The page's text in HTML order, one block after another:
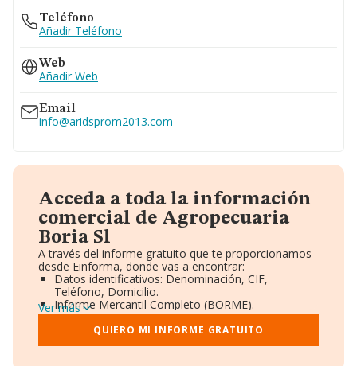
Teléfono
Añadir Teléfono
Web
Añadir Web
Email
info@aridsprom2013.com
Acceda a toda la información
comercial de Agropecuaria
Boria Sl
A través del informe gratuito que te proporcionamos
desde Einforma, donde vas a encontrar:
Datos identificativos: Denominación, CIF,
Teléfono, Domicilio.
Informe Mercantil Completo (BORME).
Gráficos de Evolución Ventas y Empleados.
Consejo de Administración y Administradores.
Directivos y Ejecutivos.
Ver más
QUIERO MI INFORME GRATUITO